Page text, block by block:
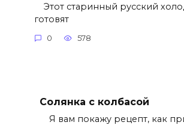
Этот старинный русский
готовят
0 578
Солянка с колбасой
Я вам покажу рецепт, как